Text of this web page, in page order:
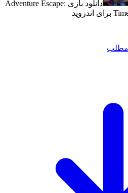
دانلود بازی Adventure Escape: